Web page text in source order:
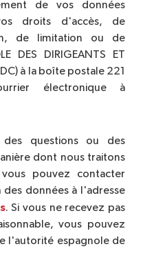
de vos données
droits d'accès, de
de limitation ou de
DES DIRIGEANTS ET
à la boîte postale 221
électronique à
questions ou des
dont nous traitons
pouvez contacter
données à l'adresse
. Si vous ne recevez pas
vous pouvez
l'autorité espagnole de